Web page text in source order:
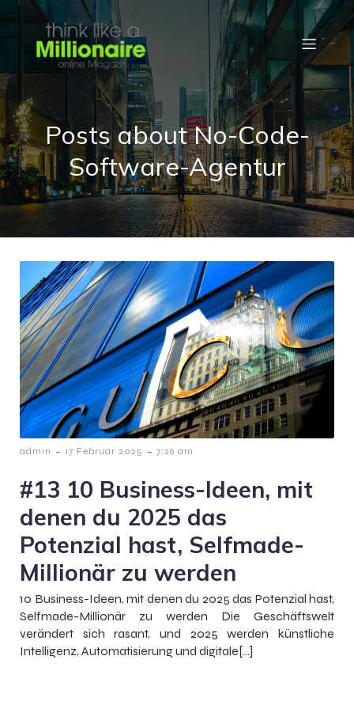
Posts about No-Code-
Software-Agentur
admin - 17 Februar 2025 - 7:26 am
#13 10 Business-Ideen, mit
denen du 2025 das
Potenzial hast, Selfmade-
Millionär zu werden
10 Business-Ideen, mit denen du 2025 das Potenzial hast,
Selfmade-Millionär zu werden Die Geschäftswelt
verändert sich rasant, und 2025 werden künstliche
Intelligenz, Automatisierung und digitale[…]